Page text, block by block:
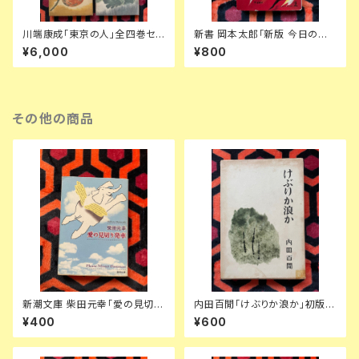
川端康成「東京の人」全四巻セッ
ト 装幀:金島桂華 新潮社
¥6,000
新書 岡本太郎「新版 今日の芸
術 生活を創造するエネルギーの
源泉」光文社 カッパブックス 推
薦文:安部公房
¥800
その他の商品
新潮文庫 柴田元幸「愛の見切り
発車」初版 解説:盛田隆二
¥400
内田百閒「けぶりか浪か」初版
函入り 装幀:内田克已 新潮社
¥600